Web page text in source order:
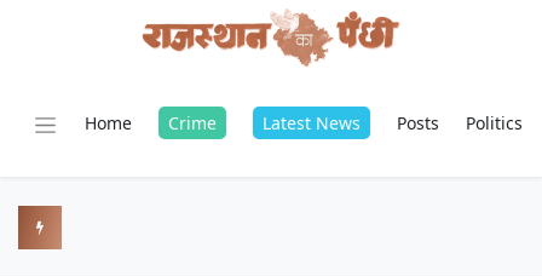
Home Crime Latest News Posts Politics